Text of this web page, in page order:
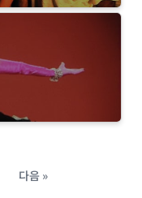
다음 »